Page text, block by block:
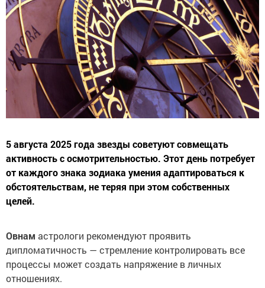
5 августа 2025 года звезды советуют совмещать
активность с осмотрительностью. Этот день потребует
от каждого знака зодиака умения адаптироваться к
обстоятельствам, не теряя при этом собственных
целей.
Овнам астрологи рекомендуют проявить
дипломатичность — стремление контролировать все
процессы может создать напряжение в личных
отношениях.